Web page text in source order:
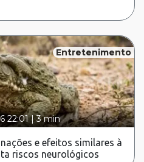
Entretenimento
22:01|3 min
e efeitos similares à
riscos neurológicos